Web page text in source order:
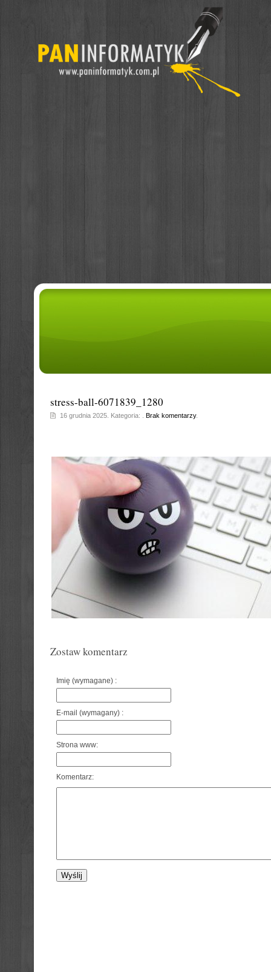
stress-ball-6071839_1280
16 grudnia 2025. Kategoria: . Brak komentarzy.
Zostaw komentarz
Imię (wymagane) :
E-mail (wymagany) :
Strona www:
Komentarz: